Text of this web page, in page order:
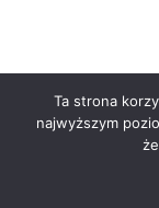
Copyright ©
Ta strona
najwyższym